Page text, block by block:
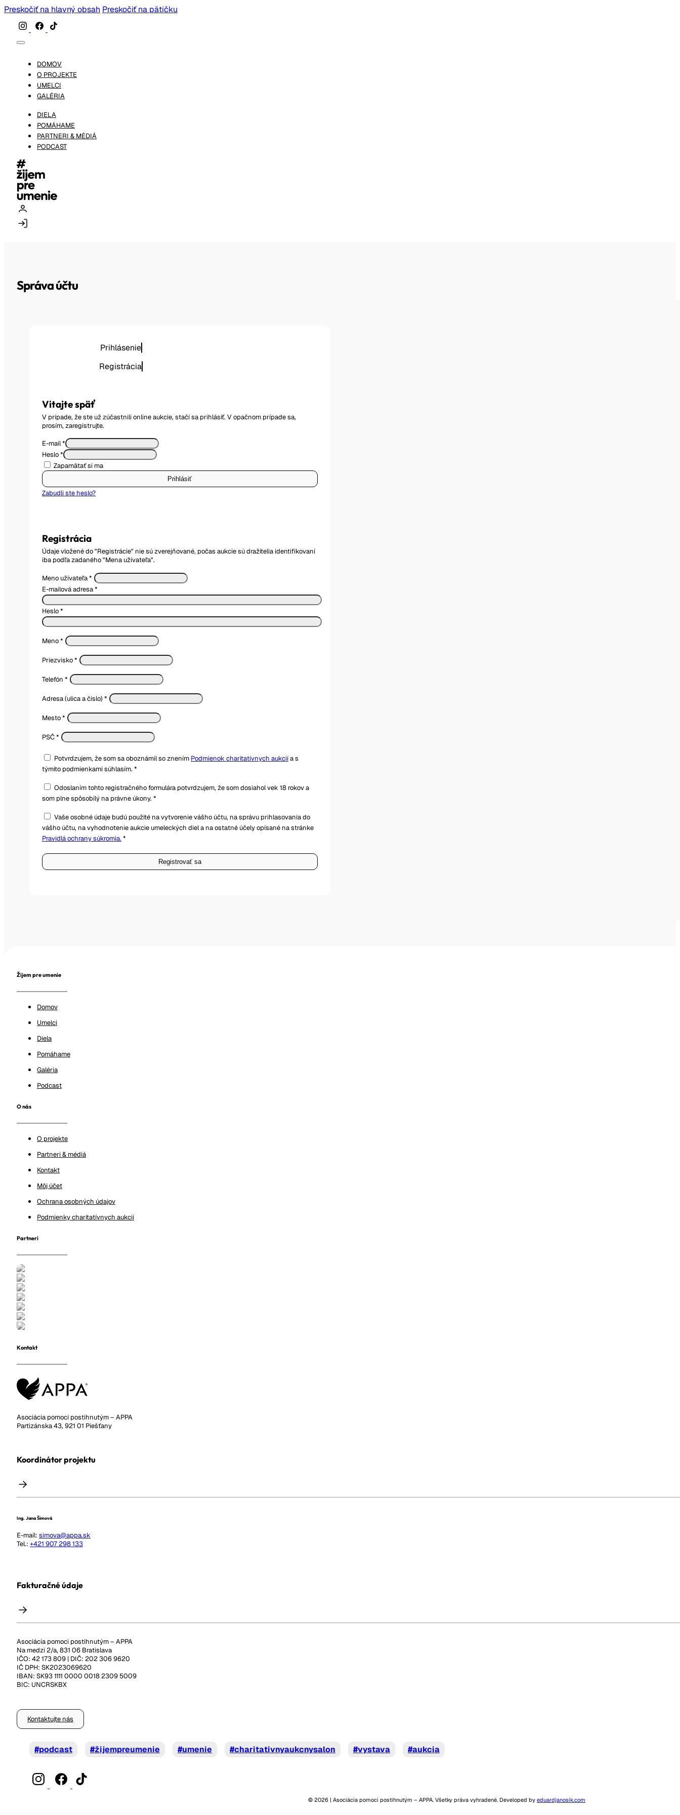
Preskočiť na hlavný obsah Preskočiť na pätičku
DOMOV
O PROJEKTE
UMELCI
GALÉRIA
DIELA
POMÁHAME
PARTNERI & MÉDIÁ
PODCAST
Správa účtu
Prihlásenie
Registrácia
Vitajte späť
V prípade, že ste už zúčastnili online aukcie, stačí sa prihlásiť. V opačnom prípade sa,
prosím, zaregistrujte.
E-mail*
Heslo*
Zapamätať si ma
Prihlásiť
Zabudli ste heslo?
Registrácia
Údaje vložené do "Registrácie" nie sú zverejňované, počas aukcie sú dražitelia identifikovaní
iba podľa zadaného "Mena užívateľa".
Meno užívateľa*
E-mailová adresa*
Heslo*
Meno*
Priezvisko*
Telefón *
Adresa (ulica a číslo) *
Mesto*
PSČ*
Potvrdzujem, že som sa oboznámil so znením Podmienok charitatívnych aukciía s
týmito podmienkami súhlasím. *
Odoslaním tohto registračného formulára potvrdzujem, že som dosiahol vek 18 rokov a
som plne spôsobilý na právne úkony. *
Vaše osobné údaje budú použité na vytvorenie vášho účtu, na správu prihlasovania do
vášho účtu, na vyhodnotenie aukcie umeleckých diel a na ostatné účely opísané na stránke
Pravidlá ochrany súkromia. *
Registrovať sa
Žijem pre umenie
Domov
Umelci
Diela
Pomáhame
Galéria
Podcast
O nás
O projekte
Partneri & médiá
Kontakt
Môj účet
Ochrana osobných údajov
Podmienky charitatívnych aukcií
Partneri
Kontakt
Asociácia pomoci postihnutým – APPA
Partizánska 43, 921 01 Piešťany
Koordinátor projektu
Ing. Jana Šimová
E-mail: simova@appa.sk
Tel.: +421 907 298 133
Fakturačné údaje
Asociácia pomoci postihnutým – APPA
Na medzi 2/a, 831 06 Bratislava
IČO: 42 173 809 | DIČ: 202 306 9620
IČ DPH: SK2023069620
IBAN: SK93 1111 0000 0018 2309 5009
BIC: UNCRSKBX
Kontaktujte nás
#podcast #žijempreumenie #umenie #charitativnyaukcnysalon #vystava #aukcia
© 2026 | Asociácia pomoci postihnutým – APPA. Všetky práva vyhradené. Developed by eduardjanosik.com